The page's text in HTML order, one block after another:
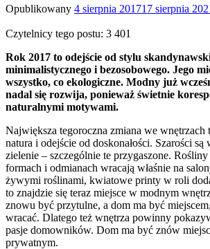
Opublikowany 4 sierpnia 201717 sierpnia
Czytelnicy tego postu: 3 401
Rok 2017 to odejście od stylu
minimalistycznego i bezosobowego. Jego
wszystko, co ekologiczne. Modny już
nadal się rozwija, ponieważ świetnie
naturalnymi motywami.
Największa tegoroczna zmiana we wnętrzach
natura i odejście od doskonałości. Szarości są
zielenie – szczególnie te przygaszone.
formach i odmianach wracają właśnie na
żywymi roślinami, kwiatowe printy w roli
to znajdzie się teraz miejsce w modnym
znowu być przytulne, a dom ma być
wracać. Dlatego też wnętrza powinny
pasje domowników. Dom ma być znów
prywatnym.